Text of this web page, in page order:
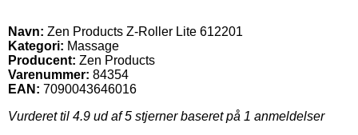
Navn: Zen Products Z-Roller Lite 612201
Kategori: Massage
Producent: Zen Products
Varenummer: 84354
EAN: 7090043646016
Vurderet til 4.9 ud af 5 stjerner baseret på 1 anmeldelser